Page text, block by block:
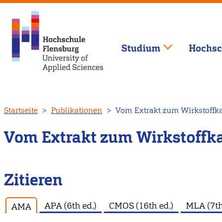
zum
Inhalt
Studium
Startseite Publikationen Vom Extrakt zum
Vom Extrakt zum
Zitieren
AMA APA (6th ed.) CMOS (16th ed.) MLA